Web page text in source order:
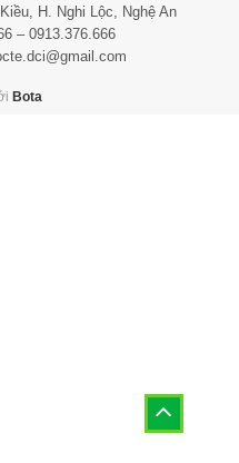
H. Nghi Lộc, Nghệ An
– 0913.376.666
Bota